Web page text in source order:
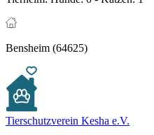
Bensheim (64625)
Tierschutzverein Kesha e.V.